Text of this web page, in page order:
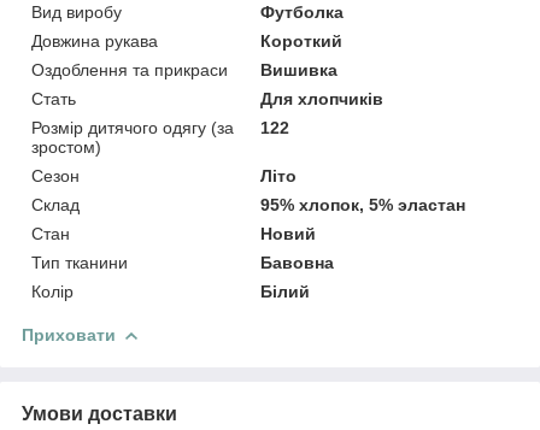
Вид виробу
Футболка
Довжина рукава
Короткий
Оздоблення та прикраси
Вишивка
Стать
Для хлопчиків
Розмір дитячого одягу (за
зростом)
122
Сезон
Літо
Склад
95% хлопок, 5% эластан
Стан
Новий
Тип тканини
Бавовна
Колір
Білий
Приховати
Умови доставки